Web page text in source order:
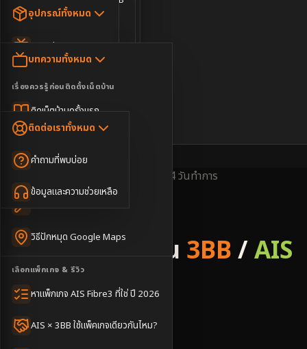
เน็ตบ้าน Super Fast
เน็ตบ้าน 2Gbps
เน็ตบ้านพร้อมกล่องทีวี
เน็ตบ้าน + Netflix
เน็ตบ้าน + บริการเสริม
เน็ตบ้านแรงทุกชั้น
อุปกรณ์ทั้งหมด
AIS Play Box
Dongle เน็ตสำรอง
บทความ
บทความทั้งหมด
เรื่องควรรู้ก่อนติดตั้งเน็ตบ้าน
ติดเน็ตบ้านครั้งแรก
เทคนิคขอคิวช่างได้ไว
วิธีปักหมุด Google Maps
เลือกแพ็กเกจ & รีวิว
หาแพ็กเกจ AIS Fibre3 ที่ใช่ ปี 2026
AIS × 3BB ใช้แพ็คเกจเดียวกันไหม?
ข่าวสาร
ติดต่อเราทั้งหมด
คำถามที่พบบ่อย
ข้อมูลและความช่วยเหลือ
🇹🇭🇬🇧
2-4 วันทำการ
3BB & AIS Fibre
รับติดตั้งเน็ตบ้าน 3BB/AIS
Fibre
อำเภอรามัน